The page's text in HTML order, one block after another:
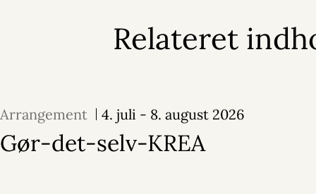
Relateret
Arrangement 4. juli - 8. august 2026
Gør-det-selv-KREA